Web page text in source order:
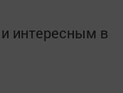
интересным в